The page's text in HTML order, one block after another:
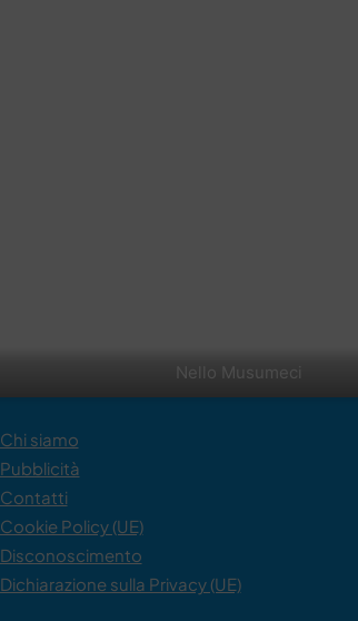
Nello Musumeci
Chi siamo
Pubblicità
Contatti
Cookie Policy (UE)
Disconoscimento
Dichiarazione sulla Privacy (UE)